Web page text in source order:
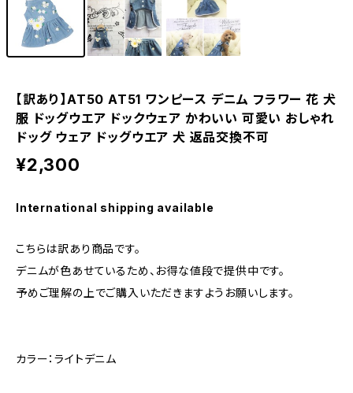
【訳あり】AT50 AT51 ワンピース デニム フラワー 花 犬
服 ドッグウエア ドックウェア かわいい 可愛い おしゃれ
ドッグ ウェア ドッグウエア 犬 返品交換不可
¥2,300
International shipping available
こちらは訳あり商品です。
デニムが色あせているため、お得な値段で提供中です。
予めご理解の上でご購入いただきますようお願いします。
カラー：ライトデニム